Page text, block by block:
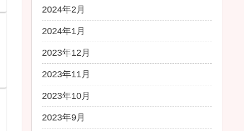
2024年2月
2024年1月
2023年12月
2023年11月
2023年10月
2023年9月